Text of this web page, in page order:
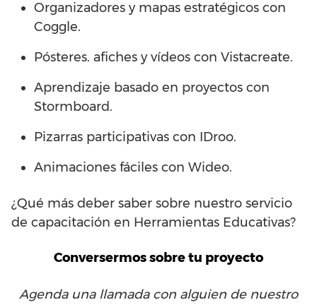
Organizadores y mapas estratégicos con
Coggle.
Pósteres. afiches y vídeos con Vistacreate.
Aprendizaje basado en proyectos con
Stormboard.
Pizarras participativas con IDroo.
Animaciones fáciles con Wideo.
¿Qué más deber saber sobre nuestro servicio
de capacitación en Herramientas Educativas?
Conversermos sobre tu proyecto
Agenda una llamada con alguien de nuestro